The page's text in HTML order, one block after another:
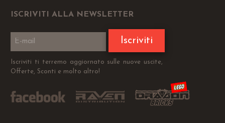
ISCRIVITI ALLA NEWSLETTER
Iscriviti
Iscriviti ti terremo aggiornato sulle nuove uscite,
Offerte, Sconti e molto altro!